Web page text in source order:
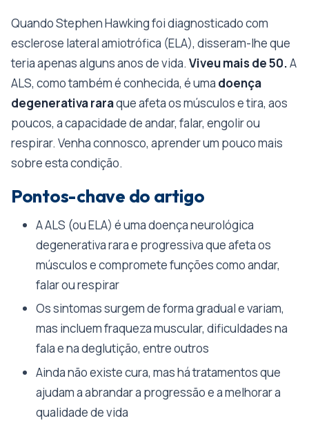
Quando Stephen Hawking foi diagnosticado com
esclerose lateral amiotrófica (ELA), disseram-lhe que
teria apenas alguns anos de vida. Viveu mais de 50.A
ALS, como também é conhecida, é uma doença
degenerativa raraque afeta os músculos e tira, aos
poucos, a capacidade de andar, falar, engolir ou
respirar. Venha connosco, aprender um pouco mais
sobre esta condição.
Pontos-chave do artigo
A ALS (ou ELA) é uma doença neurológica
degenerativa rara e progressiva que afeta os
músculos e compromete funções como andar,
falar ou respirar
Os sintomas surgem de forma gradual e variam,
mas incluem fraqueza muscular, dificuldades na
fala e na deglutição, entre outros
Ainda não existe cura, mas há tratamentos que
ajudam a abrandar a progressão e a melhorar a
qualidade de vida